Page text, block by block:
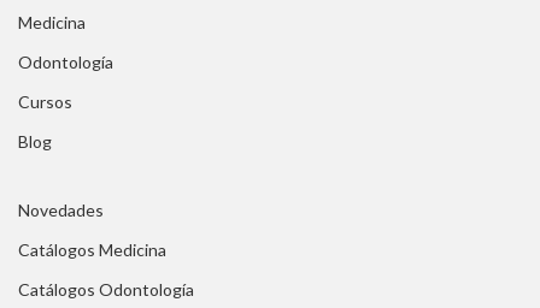
Medicina
Odontología
Cursos
Blog
Novedades
Catálogos Medicina
Catálogos Odontología